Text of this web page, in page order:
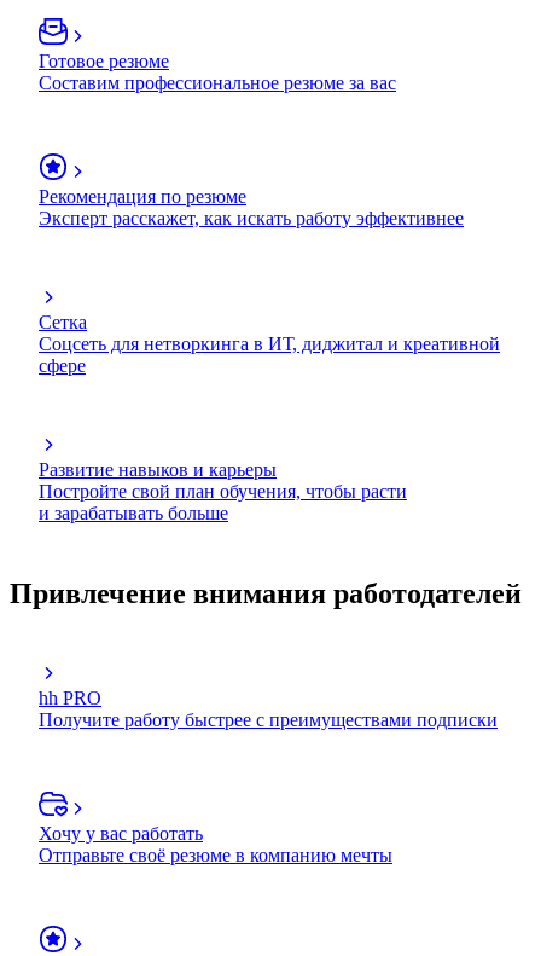
Готовое резюме
Составим профессиональное резюме за вас
Рекомендация по резюме
Эксперт расскажет, как искать работу эффективнее
Сетка
Соцсеть для нетворкинга в ИТ, диджитал и креативной
сфере
Развитие навыков и карьеры
Постройте свой план обучения, чтобы расти
и зарабатывать больше
Привлечение внимания работодателей
hh PRO
Получите работу быстрее с преимуществами подписки
Хочу у вас работать
Отправьте своё резюме в компанию мечты